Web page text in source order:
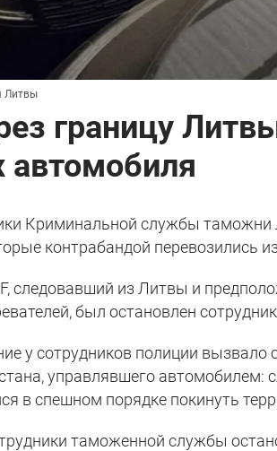
Литвы
границу
Криминальной службы
контрабандой перевозились
следовавший из Литвы и
был остановлен
у сотрудников полиции вызвало
управлявшего автомобилем:
в спешном порядке покинуть
таможенной службы